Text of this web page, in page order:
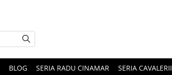
BLOG SERIA RADU CINAMAR SERIA CAVALERII